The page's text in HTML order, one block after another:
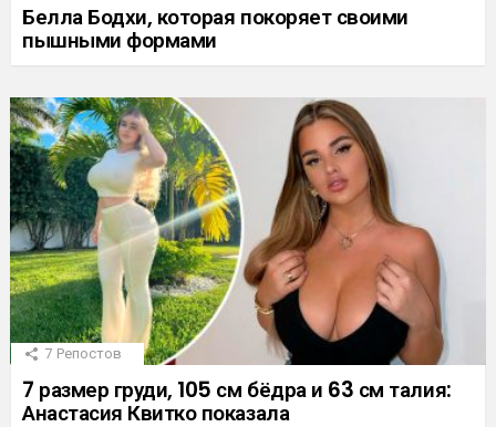
Белла Бодхи, которая покоряет своими
пышными формами
7 Репостов
7 размер груди, 105 см бёдра и 63 см талия:
Анастасия Квитко показала